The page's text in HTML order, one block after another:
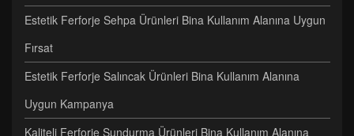
Estetik Ferforje Sehpa Ürünleri Bina Kullanım Alanına Uygun
Fırsat
Estetik Ferforje Salıncak Ürünleri Bina Kullanım Alanına
Uygun Kampanya
Kaliteli Ferforje Sundurma Ürünleri Bina Kullanım Alanına